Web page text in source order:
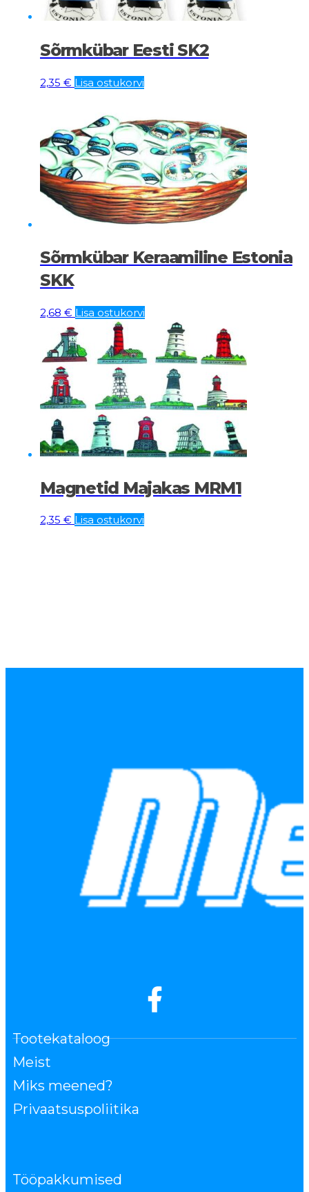
Sõrmkübar Eesti SK2
2,35 € Lisa ostukorvi
Sõrmkübar Keraamiline Estonia
SKK
2,68 € Lisa ostukorvi
Magnetid Majakas MRM1
2,35 € Lisa ostukorvi
Tootekataloog
Meist
Miks meened?
Privaatsuspoliitika
Tööpakkumised